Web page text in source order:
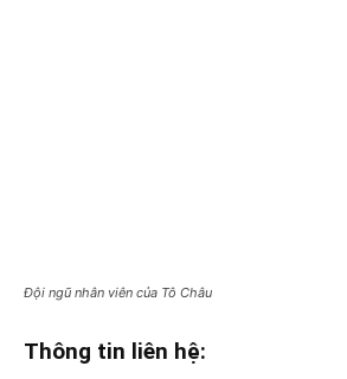
Đội ngũ nhân viên của Tô Châu
Thông tin liên hệ: